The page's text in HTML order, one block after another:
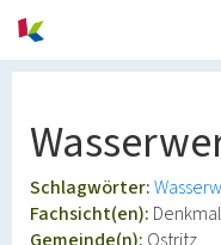
Schlagwörter:
Fachsicht(en):